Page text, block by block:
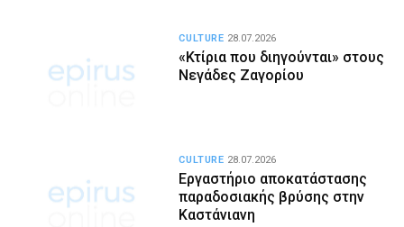
«Κτίρια που διηγούνται» στους
Νεγάδες Ζαγορίου
CULTURE 28.07.2026
Εργαστήριο αποκατάστασης
παραδοσιακής βρύσης στην
Καστάνιανη
CULTURE 28.07.2026